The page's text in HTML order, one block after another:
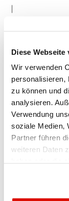
Diese Webseite
Wir verwenden
personalisieren,
zu können und
analysieren.
Verwendung
soziale Medien,
Partner führen
weiteren Daten
|
Ihr
Ueli Manser
Direktor
Hauptsitz